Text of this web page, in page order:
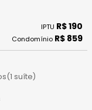
IPTU R$ 190
Condomínio R$ 859
(1 suíte)